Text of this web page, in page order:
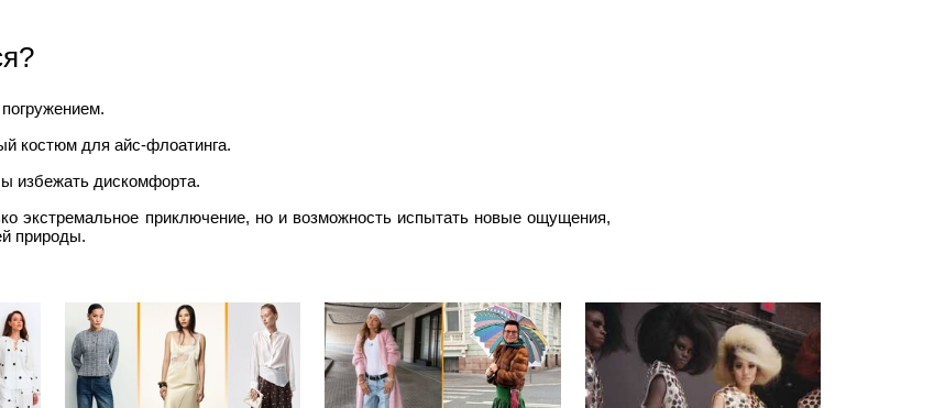
костюм для айс-флоатинга.
избежать дискомфорта.
экстремальное приключение, но и возможность испытать новые ощущения,
природы.